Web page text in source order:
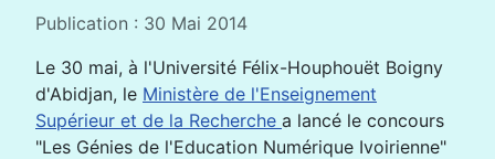
Publication : 30 Mai 2014
Le 30 mai, à l'Université Félix-Houphouët Boigny
d'Abidjan, le Ministère de l'Enseignement
Supérieur et de la Recherche a lancé le concours
"Les Génies de l'Education Numérique Ivoirienne"